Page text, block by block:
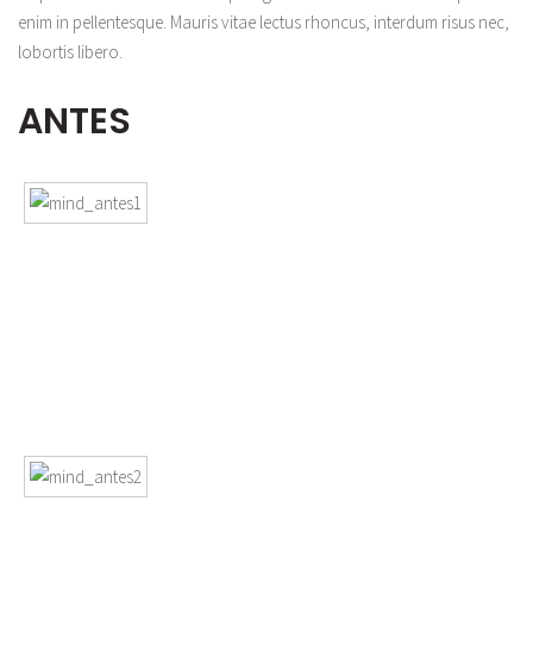
enim in pellentesque. Mauris vitae lectus rhoncus, interdum risus nec,
lobortis libero.
ANTES